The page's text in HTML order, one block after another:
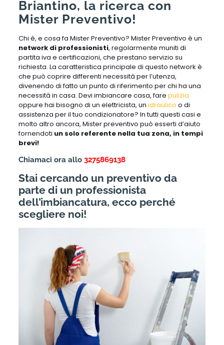
Briantino, la ricerca con
Mister Preventivo!
Chi è, e cosa fa Mister Preventivo? Mister Preventivo è un
network di professionisti, regolarmente muniti di
partita iva e certificazioni, che prestano servizio su
richiesta. La caratteristica principale di questo network è
che può coprire differenti necessità per l’utenza,
divenendo di fatto un punto di riferimento per chi ha una
necessità in casa. Devi imbiancare casa, fare pulizia
oppure hai bisogno di un elettricista, un idraulico o di
assistenza per il tuo condizionatore? In tutti questi casi e
molto altro ancora, Mister preventivo può esserti d’aiuto
fornendoti un solo referente nella tua zona, in tempi
brevi!
Chiamaci ora allo 3275869138
Stai cercando un preventivo da
parte di un professionista
dell’imbiancatura, ecco perché
scegliere noi!